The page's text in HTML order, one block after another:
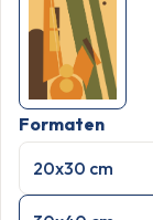
Formaten
20x30 cm